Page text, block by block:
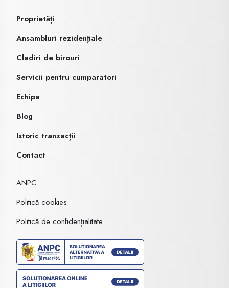
Proprietăți
Ansambluri rezidențiale
Cladiri de birouri
Servicii pentru cumparatori
Echipa
Blog
Istoric tranzacții
Contact
ANPC
Politică cookies
Politică de confidențialitate